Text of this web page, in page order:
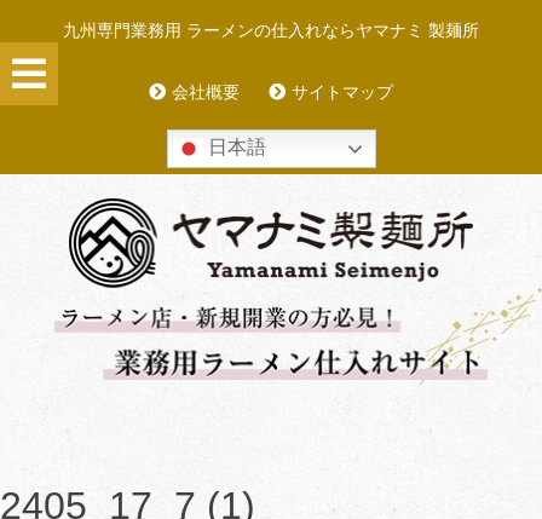
to
content
九州専門業務用 ラーメンの仕入れならヤマナミ 製麺所
会社概要 サイトマップ
日本語
2405_17_7 (1)